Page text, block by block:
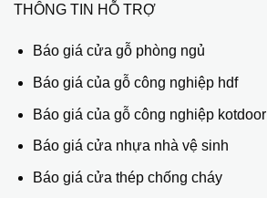
THÔNG TIN HỖ TRỢ
Báo giá cửa gỗ phòng ngủ
Báo giá của gỗ công nghiệp hdf
Báo giá của gỗ công nghiệp kotdoor
Báo giá cửa nhựa nhà vệ sinh
Báo giá cửa thép chống cháy